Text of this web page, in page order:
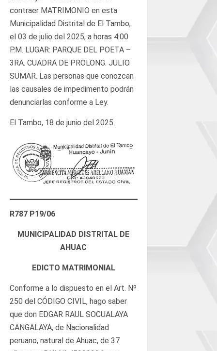
contraer MATRIMONIO en esta
Municipalidad Distrital de El Tambo,
el 03 de julio del 2025, a horas 4:00
P.M. LUGAR: PARQUE DEL POETA –
3RA. CUADRA DE PROLONG. JULIO
SUMAR. Las personas que conozcan
las causales de impedimento podrán
denunciarlas conforme a Ley.
El Tambo, 18 de junio del 2025.
R787 P19/06
MUNICIPALIDAD DISTRITAL DE
AHUAC
EDICTO MATRIMONIAL
Conforme a lo dispuesto en el Art. Nº
250 del CÓDIGO CIVIL, hago saber
que don EDGAR RAUL SOCUALAYA
CANGALAYA, de Nacionalidad
peruano, natural de Ahuac, de 37